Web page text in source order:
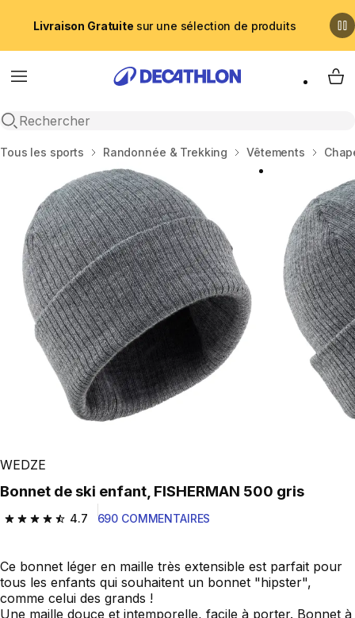
Livraison Gratuite sur une sélection de produits
Menu
Recherche ouverte
My
Accueil
Tous les sports Randonnée & Trekking Vêtements
WEDZE
Bonnet de ski enfant, FISHERMAN 500 gris
4.7
4.7 out of 5 stars from 690 reviews
690 COMMENTAIRES
Ce bonnet léger en maille très extensible est parfait pour
tous les enfants qui souhaitent un bonnet "hipster",
comme celui des grands !
Une maille douce et intemporelle, facile à porter. Bonnet à